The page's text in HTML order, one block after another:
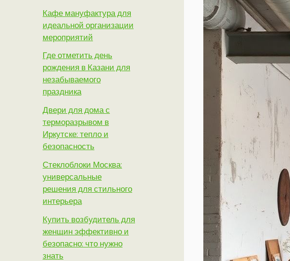
Кафе мануфактура для
идеальной организации
мероприятий
Где отметить день
рождения в Казани для
незабываемого
праздника
Двери для дома с
терморазрывом в
Иркутске: тепло и
безопасность
Стеклоблоки Москва:
универсальные
решения для стильного
интерьера
Купить возбудитель для
женщин эффективно и
безопасно: что нужно
знать